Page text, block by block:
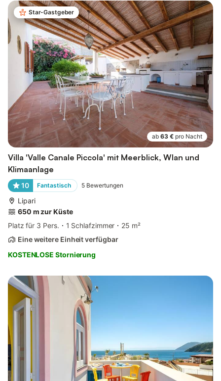
Star-Gastgeber
ab 63 € pro Nacht
Villa 'Valle Canale Piccola' mit Meerblick, Wlan und
Klimaanlage
10 Fantastisch 5 Bewertungen
Lipari
650 m zur Küste
Platz für 3 Pers.
1 Schlafzimmer
25 m²
Eine weitere Einheit verfügbar
KOSTENLOSE Stornierung